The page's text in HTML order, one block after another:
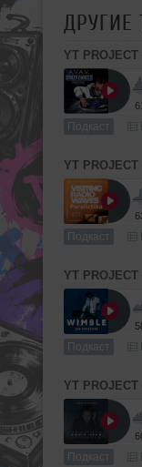
ДРУГИЕ
YT PROJECT
Подкаст
YT PROJECT
Подкаст
YT PROJECT
Подкаст
YT PROJECT
Подкаст